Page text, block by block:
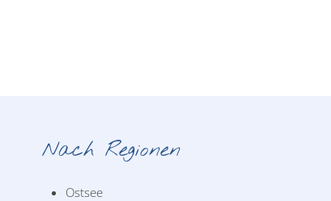
Nach Regionen
Ostsee